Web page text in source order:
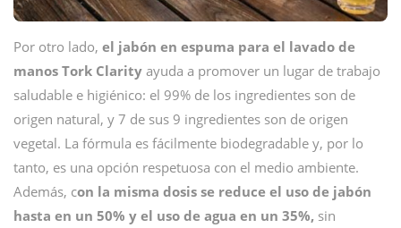
Por otro lado, el jabón en espuma para el lavado de
manos Tork Clarity ayuda a promover un lugar de trabajo
saludable e higiénico: el 99% de los ingredientes son de
origen natural, y 7 de sus 9 ingredientes son de origen
vegetal. La fórmula es fácilmente biodegradable y, por lo
tanto, es una opción respetuosa con el medio ambiente.
Además, con la misma dosis se reduce el uso de jabón
hasta en un 50% y el uso de agua en un 35%, sin